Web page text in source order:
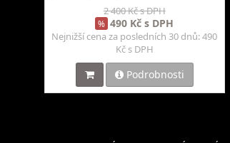
2 400 Kč s DPH
% 490 Kč s DPH
Nejnižší cena za posledních 30 dnů: 490
Kč s DPH
Podrobnosti